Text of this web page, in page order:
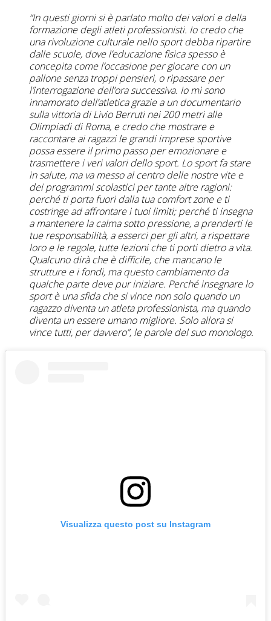
“In questi giorni si è parlato molto dei valori e della
formazione degli atleti professionisti. Io credo che
una rivoluzione culturale nello sport debba ripartire
dalle scuole, dove l’educazione fisica spesso è
concepita come l’occasione per giocare con un
pallone senza troppi pensieri, o ripassare per
l’interrogazione dell’ora successiva. Io mi sono
innamorato dell’atletica grazie a un documentario
sulla vittoria di Livio Berruti nei 200 metri alle
Olimpiadi di Roma, e credo che mostrare e
raccontare ai ragazzi le grandi imprese sportive
possa essere il primo passo per emozionare e
trasmettere i veri valori dello sport. Lo sport fa stare
in salute, ma va messo al centro delle nostre vite e
dei programmi scolastici per tante altre ragioni:
perché ti porta fuori dalla tua comfort zone e ti
costringe ad affrontare i tuoi limiti; perché ti insegna
a mantenere la calma sotto pressione, a prenderti le
tue responsabilità, a esserci per gli altri, a rispettare
loro e le regole, tutte lezioni che ti porti dietro a vita.
Qualcuno dirà che è difficile, che mancano le
strutture e i fondi, ma questo cambiamento da
qualche parte deve pur iniziare. Perché insegnare lo
sport è una sfida che si vince non solo quando un
ragazzo diventa un atleta professionista, ma quando
diventa un essere umano migliore. Solo allora si
vince tutti, per davvero”, le parole del suo monologo.
Visualizza questo post su Instagram